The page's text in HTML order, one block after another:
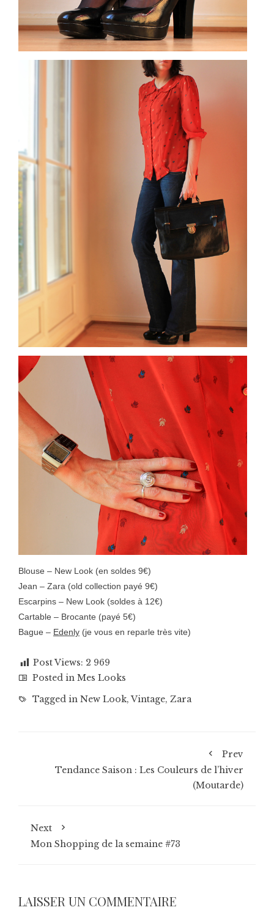
Blouse – New Look (en soldes 9€)
Jean – Zara (old collection payé 9€)
Escarpins – New Look (soldes à 12€)
Cartable – Brocante (payé 5€)
Bague – Edenly (je vous en reparle très vite)
Post Views: 2 969
Posted in Mes Looks
Tagged in New Look,Vintage, Zara
Prev
Tendance Saison : Les Couleurs de l’hiver
(Moutarde)
Next
Mon Shopping de la semaine #73
LAISSER UN COMMENTAIRE